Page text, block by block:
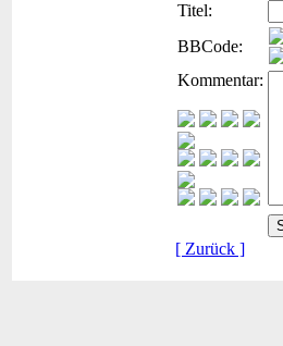
Titel:
BBCode:
Kommentar:
[ Zurück ]